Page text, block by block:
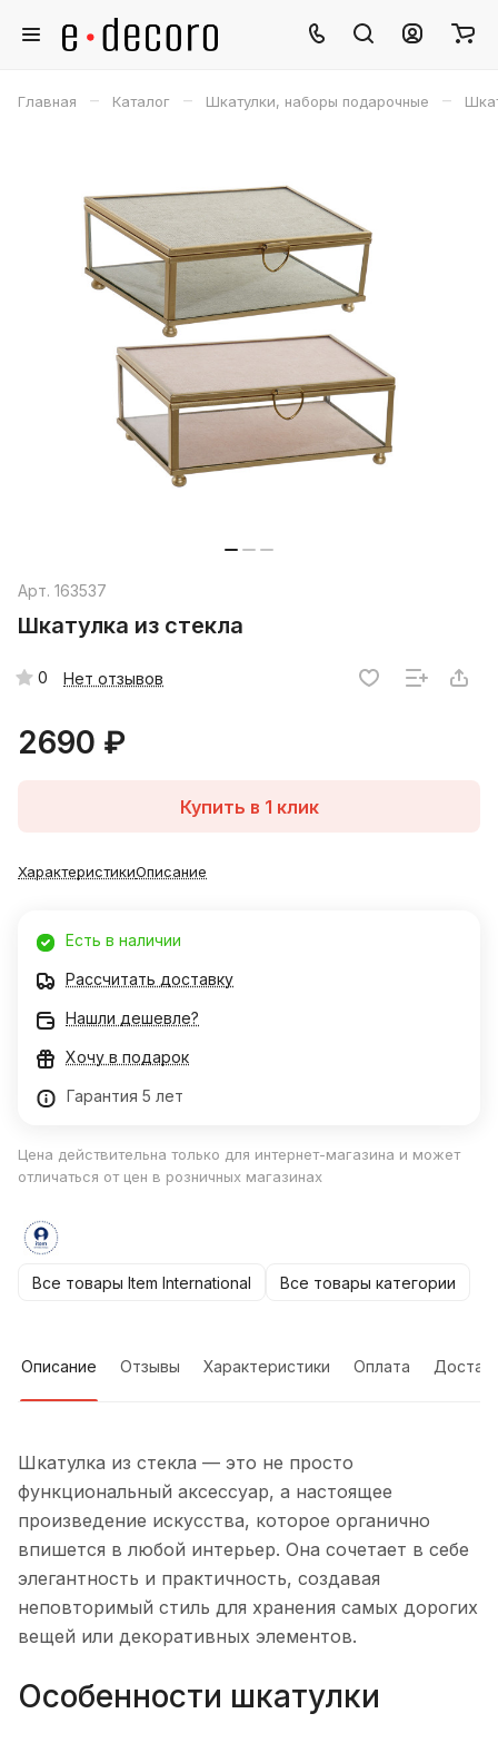
Главная – Каталог – Шкатулки, наборы подарочные –
Арт. 163537
Шкатулка из стекла
0 Нет отзывов
2690 ₽
Купить в 1 клик
ХарактеристикиОписание
Есть в наличии
Рассчитать доставку
Нашли дешевле?
Хочу в подарок
Гарантия 5 лет
Цена действительна только для интернет-магазина и может
отличаться от цен в розничных магазинах
Все товары Item International Все товары категории
Описание Отзывы Характеристики Оплата
Шкатулка из стекла — это не просто
функциональный аксессуар, а настоящее
произведение искусства, которое органично
впишется в любой интерьер. Она сочетает в себе
элегантность и практичность, создавая
неповторимый стиль для хранения самых дорогих
вещей или декоративных элементов.
Особенности шкатулки